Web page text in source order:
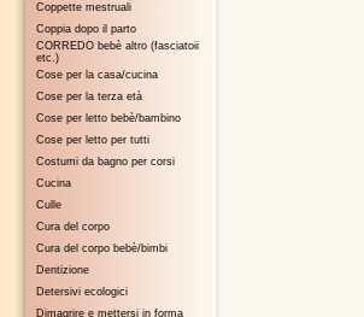
Coppette mestruali
Coppia dopo il parto
CORREDO bebè altro (fasciatoii
etc.)
Cose per la casa/cucina
Cose per la terza età
Cose per letto bebè/bambino
Cose per letto per tutti
Costumi da bagno per corsi
Cucina
Culle
Cura del corpo
Cura del corpo bebè/bimbi
Dentizione
Detersivi ecologici
Dimagrire e mettersi in forma